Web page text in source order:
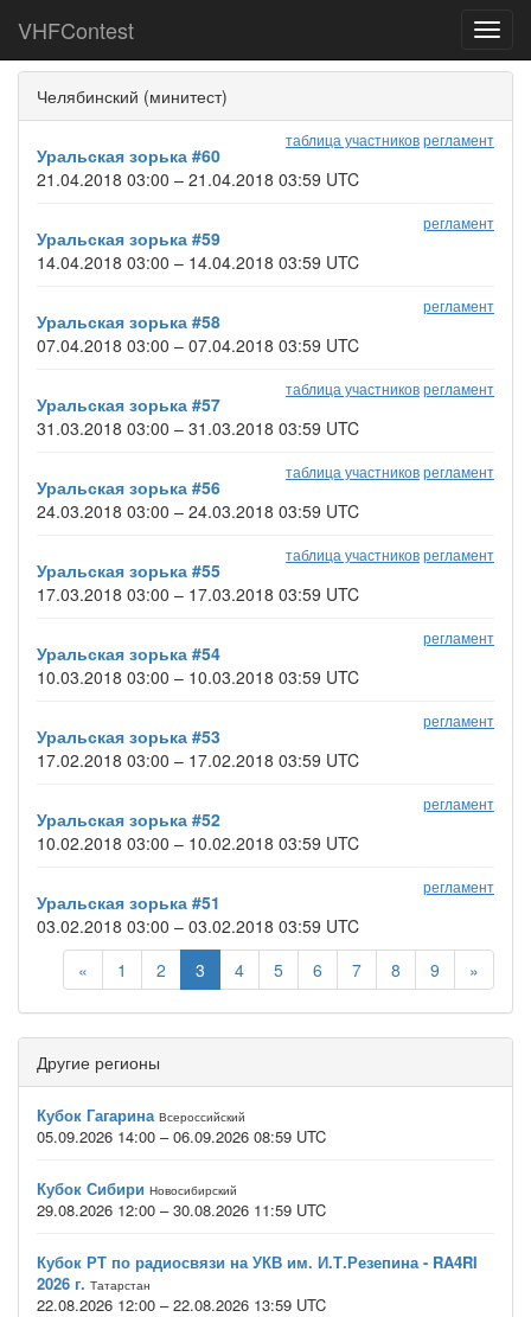
VHFContest
Челябинский (минитест)
таблица участниковрегламент
Уральская зорька #60
21.04.2018 03:00 – 21.04.2018 03:59 UTC
регламент
Уральская зорька #59
14.04.2018 03:00 – 14.04.2018 03:59 UTC
регламент
Уральская зорька #58
07.04.2018 03:00 – 07.04.2018 03:59 UTC
таблица участниковрегламент
Уральская зорька #57
31.03.2018 03:00 – 31.03.2018 03:59 UTC
таблица участниковрегламент
Уральская зорька #56
24.03.2018 03:00 – 24.03.2018 03:59 UTC
таблица участниковрегламент
Уральская зорька #55
17.03.2018 03:00 – 17.03.2018 03:59 UTC
регламент
Уральская зорька #54
10.03.2018 03:00 – 10.03.2018 03:59 UTC
регламент
Уральская зорька #53
17.02.2018 03:00 – 17.02.2018 03:59 UTC
регламент
Уральская зорька #52
10.02.2018 03:00 – 10.02.2018 03:59 UTC
регламент
Уральская зорька #51
03.02.2018 03:00 – 03.02.2018 03:59 UTC
«
1 2 3 4 5 6 7 8 9 »
Другие регионы
Кубок Гагарина Всероссийский
05.09.2026 14:00 – 06.09.2026 08:59 UTC
Кубок Сибири Новосибирский
29.08.2026 12:00 – 30.08.2026 11:59 UTC
Кубок РТ по радиосвязи на УКВ им. И.Т.Резепина - RA4RI
2026 г. Татарстан
22.08.2026 12:00 – 22.08.2026 13:59 UTC